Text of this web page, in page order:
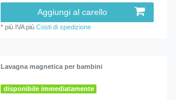
Aggiungi al carello
*più IVApiùCosti di spedizione
Lavagna magnetica per bambini
disponibile immediatamente